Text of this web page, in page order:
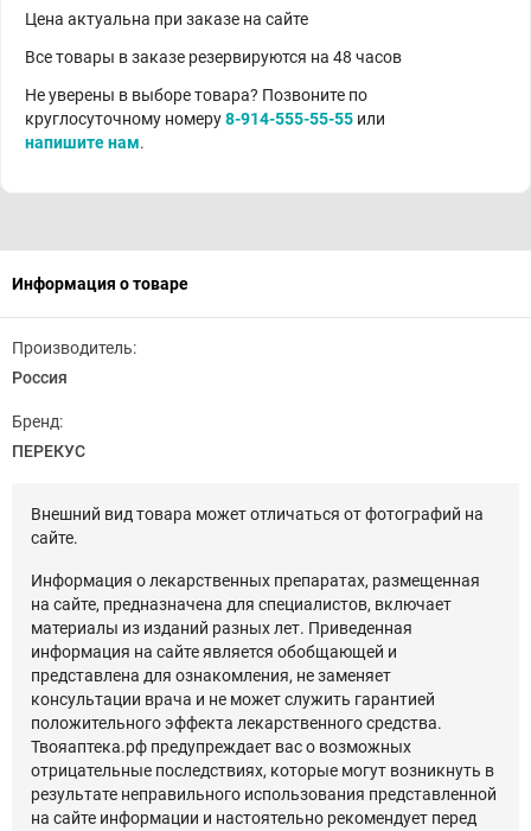
Цена актуальна при заказе на сайте
Все товары в заказе резервируются на 48 часов
Не уверены в выборе товара? Позвоните по
круглосуточному номеру8-914-555-55-55 или
напишите нам.
Информация о товаре
Производитель:
Россия
Бренд:
ПЕРЕКУС
Внешний вид товара может отличаться от фотографий на
сайте.
Информация о лекарственных препаратах, размещенная
на сайте, предназначена для специалистов, включает
материалы из изданий разных лет. Приведенная
информация на сайте является обобщающей и
представлена для ознакомления, не заменяет
консультации врача и не может служить гарантией
положительного эффекта лекарственного средства.
Твояаптека.рф предупреждает вас о возможных
отрицательные последствиях, которые могут возникнуть в
результате неправильного использования представленной
на сайте информации и настоятельно рекомендует перед